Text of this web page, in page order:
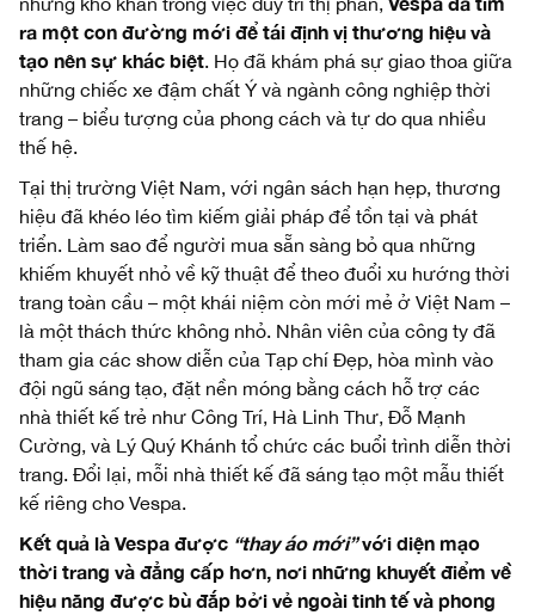
ra một con đường mới để tái định vị thương hiệu và
tạo nên sự khác biệt. Họ đã khám phá sự giao thoa giữa
những chiếc xe đậm chất Ý và ngành công nghiệp thời
trang – biểu tượng của phong cách và tự do qua nhiều
thế hệ.
Tại thị trường Việt Nam, với ngân sách hạn hẹp, thương
hiệu đã khéo léo tìm kiếm giải pháp để tồn tại và phát
triển. Làm sao để người mua sẵn sàng bỏ qua những
khiếm khuyết nhỏ về kỹ thuật để theo đuổi xu hướng thời
trang toàn cầu – một khái niệm còn mới mẻ ở Việt Nam –
là một thách thức không nhỏ. Nhân viên của công ty đã
tham gia các show diễn của Tạp chí Đẹp, hòa mình vào
đội ngũ sáng tạo, đặt nền móng bằng cách hỗ trợ các
nhà thiết kế trẻ như Công Trí, Hà Linh Thư, Đỗ Mạnh
Cường, và Lý Quý Khánh tổ chức các buổi trình diễn thời
trang. Đổi lại, mỗi nhà thiết kế đã sáng tạo một mẫu thiết
kế riêng cho Vespa.
Kết quả là Vespa được “thay áo mới”với diện mạo
thời trang và đẳng cấp hơn, nơi những khuyết điểm về
hiệu năng được bù đắp bởi vẻ ngoài tinh tế và phong